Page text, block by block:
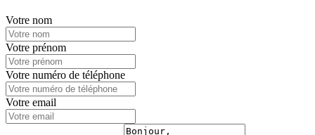
Votre nom
Votre prénom
Votre numéro de téléphone
Votre email